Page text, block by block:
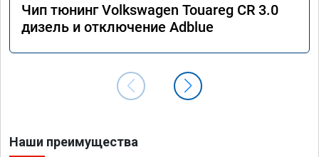
Чип тюнинг Volkswagen Touareg CR 3.0
дизель и отключение Adblue
Наши преимущества